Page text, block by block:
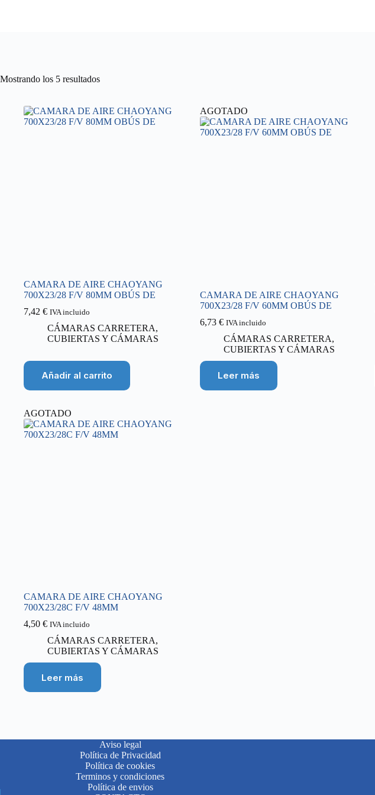
Mostrando los 5 resultadosOrdenado
alto
a
CAMARA DE AIRE CHAOYANG
700X23/28 F/V 80MM OBÚS DE
7,42 € IVA incluido
CÁMARAS CARRETERA,
CUBIERTAS Y CÁMARAS
Añadir al carrito
AGOTADO
CAMARA DE AIRE CHAOYANG
700X23/28 F/V 60MM OBÚS DE
6,73 € IVA incluido
CÁMARAS CARRETERA,
CUBIERTAS Y CÁMARAS
Leer más
AGOTADO
CAMARA DE AIRE CHAOYANG
700X23/28C F/V 48MM
4,50 € IVA incluido
CÁMARAS CARRETERA,
CUBIERTAS Y CÁMARAS
Leer más
Aviso legal
Política de Privacidad
Política de cookies
Terminos y condiciones
Política de envios